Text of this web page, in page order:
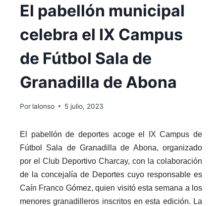
El pabellón municipal
celebra el IX Campus
de Fútbol Sala de
Granadilla de Abona
Por lalonso 5 julio, 2023
El pabellón de deportes acoge el IX Campus de
Fútbol Sala de Granadilla de Abona, organizado
por el Club Deportivo Charcay, con la colaboración
de la concejalía de Deportes cuyo responsable es
Caín Franco Gómez, quien visitó esta semana a los
menores granadilleros inscritos en esta edición. La